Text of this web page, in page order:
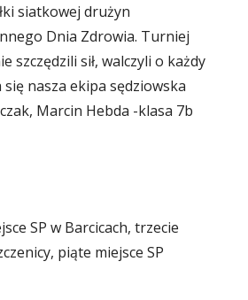
siatkowej drużyn
Dnia Zdrowia. Turniej
szczędzili sił, walczyli o każdy
nasza ekipa sędziowska
Marcin Hebda -klasa 7b
SP w Barcicach, trzecie
piąte miejsce SP